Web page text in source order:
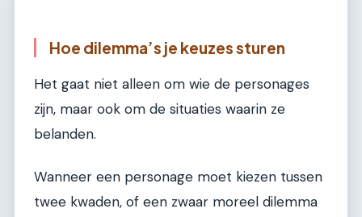
Hoe dilemma’s je keuzes sturen
Het gaat niet alleen om wie de personages
zijn, maar ook om de situaties waarin ze
belanden.
Wanneer een personage moet kiezen tussen
twee kwaden, of een zwaar moreel dilemma